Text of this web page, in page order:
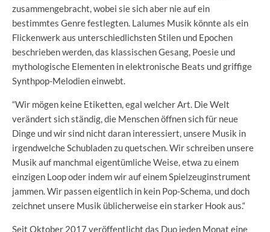
zusammengebracht, wobei sie sich aber nie auf ein
bestimmtes Genre festlegten. Lalumes Musik könnte als ein
Flickenwerk aus unterschiedlichsten Stilen und Epochen
beschrieben werden, das klassischen Gesang, Poesie und
mythologische Elementen in elektronische Beats und griffige
Synthpop-Melodien einwebt.
“Wir mögen keine Etiketten, egal welcher Art. Die Welt
verändert sich ständig, die Menschen öffnen sich für neue
Dinge und wir sind nicht daran interessiert, unsere Musik in
irgendwelche Schubladen zu quetschen. Wir schreiben unsere
Musik auf manchmal eigentümliche Weise, etwa zu einem
einzigen Loop oder indem wir auf einem Spielzeuginstrument
jammen. Wir passen eigentlich in kein Pop-Schema, und doch
zeichnet unsere Musik üblicherweise ein starker Hook aus.“
Seit Oktober 2017 veröffentlicht das Duo jeden Monat eine